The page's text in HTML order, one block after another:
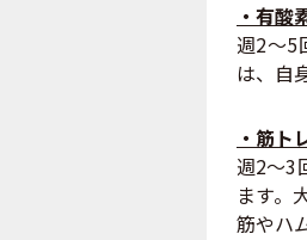
・有酸
週2〜5
は、自
・筋ト
週2〜3
ます。
筋やハ